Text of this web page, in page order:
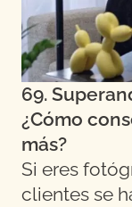
69.
¿Cómo
más?
Si eres
clientes se